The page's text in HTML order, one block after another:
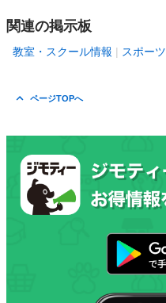
関連の掲示板
教室・スクール情報 スポーツ
ページTOPへ